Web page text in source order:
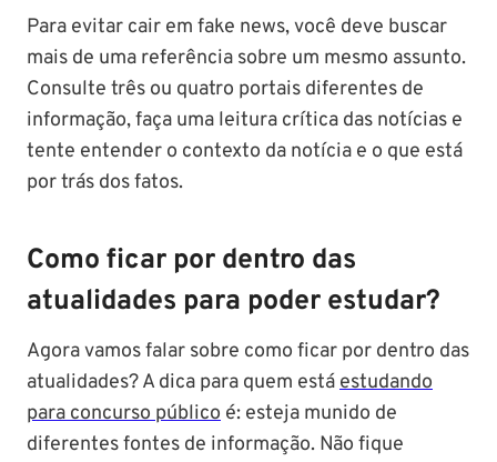
Para evitar cair em fake news, você deve buscar
mais de uma referência sobre um mesmo assunto.
Consulte três ou quatro portais diferentes de
informação, faça uma leitura crítica das notícias e
tente entender o contexto da notícia e o que está
por trás dos fatos.
Como ficar por dentro das
atualidades para poder estudar?
Agora vamos falar sobre como ficar por dentro das
atualidades? A dica para quem estáestudando
para concurso público é: esteja munido de
diferentes fontes de informação. Não fique